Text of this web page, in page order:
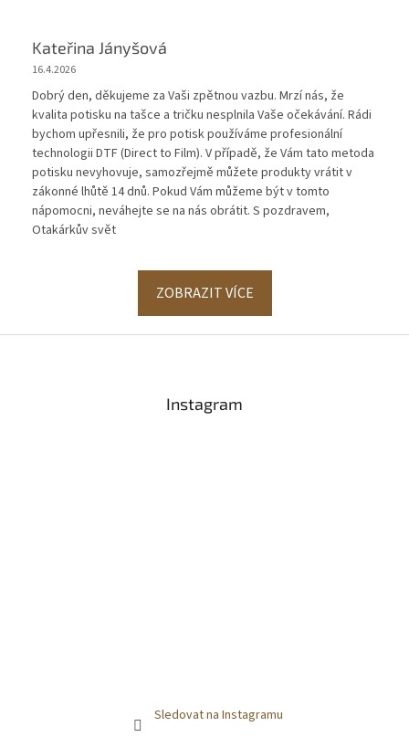
Kateřina Jányšová
16.4.2026
Dobrý den, děkujeme za Vaši zpětnou vazbu. Mrzí nás, že
kvalita potisku na tašce a tričku nesplnila Vaše očekávání. Rádi
bychom upřesnili, že pro potisk používáme profesionální
technologii DTF (Direct to Film). V případě, že Vám tato metoda
potisku nevyhovuje, samozřejmě můžete produkty vrátit v
zákonné lhůtě 14 dnů. Pokud Vám můžeme být v tomto
nápomocni, neváhejte se na nás obrátit. S pozdravem,
Otakárkův svět
ZOBRAZIT VÍCE
Instagram
Sledovat na Instagramu